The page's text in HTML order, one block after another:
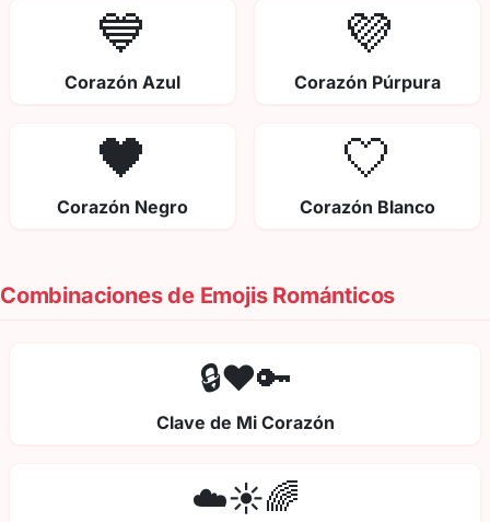
💙
Corazón Azul
💜
Corazón Púrpura
🖤
Corazón Negro
🤍
Corazón Blanco
Combinaciones de Emojis Románticos
🔒❤️🔑
Clave de Mi Corazón
☁️☀️🌈